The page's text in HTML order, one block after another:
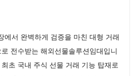
에서 완벽하게 검증을 마친 대형 거래
전수받는 해외선물솔루션임대입니
초 국내 주식 선물 거래 기능 탑재로